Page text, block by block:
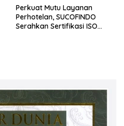
Perkuat Mutu Layanan
Perhotelan, SUCOFINDO
Serahkan Sertifikasi ISO